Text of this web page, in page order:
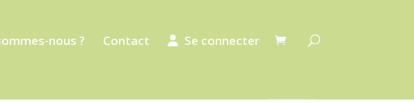
nous ? Contact Se connecter